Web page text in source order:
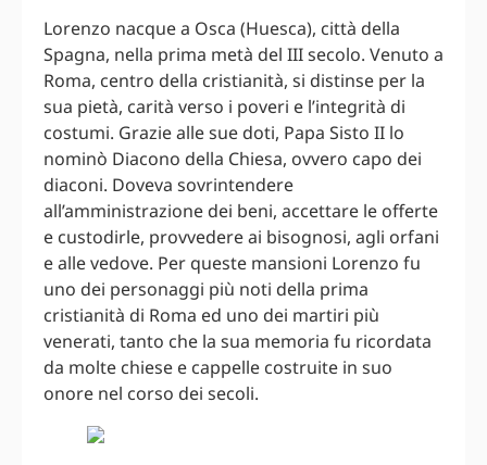
Lorenzo nacque a Osca (Huesca), città della
Spagna, nella prima metà del III secolo. Venuto a
Roma, centro della cristianità, si distinse per la
sua pietà, carità verso i poveri e l’integrità di
costumi. Grazie alle sue doti, Papa Sisto II lo
nominò Diacono della Chiesa, ovvero capo dei
diaconi. Doveva sovrintendere
all’amministrazione dei beni, accettare le offerte
e custodirle, provvedere ai bisognosi, agli orfani
e alle vedove. Per queste mansioni Lorenzo fu
uno dei personaggi più noti della prima
cristianità di Roma ed uno dei martiri più
venerati, tanto che la sua memoria fu ricordata
da molte chiese e cappelle costruite in suo
onore nel corso dei secoli.